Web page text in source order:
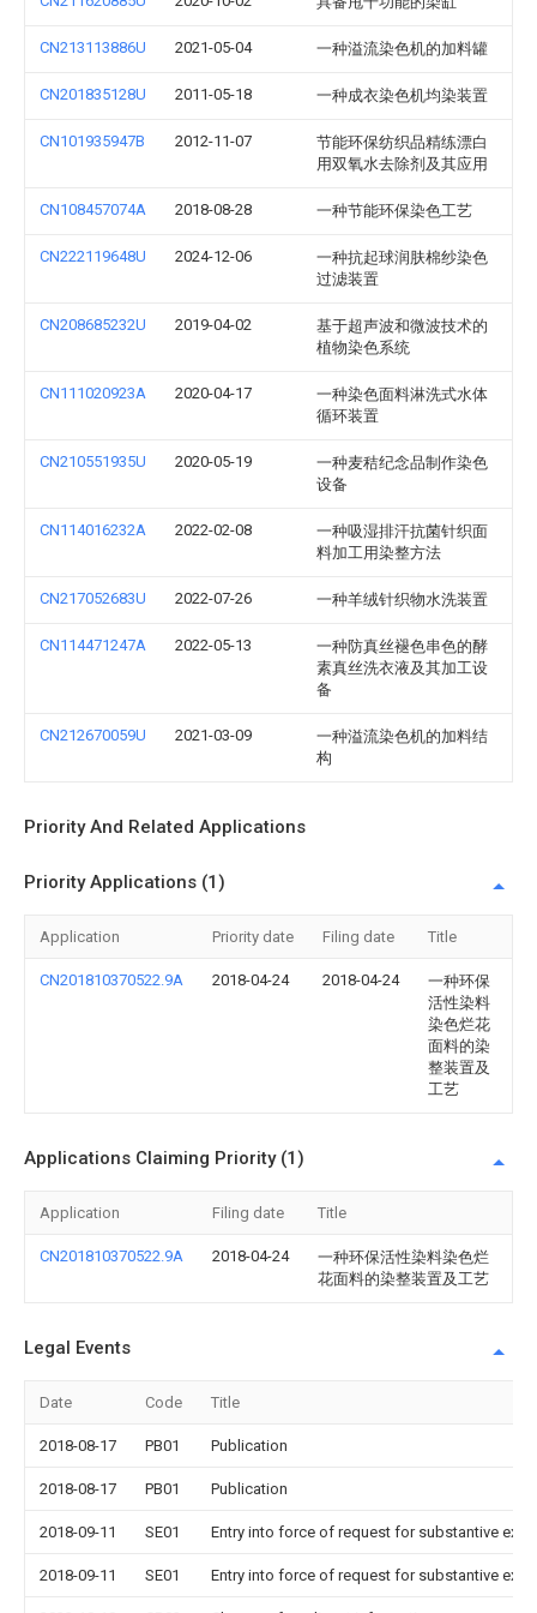
CN213113886U 2021-05-04 一种溢流染色机的加料罐
CN201835128U 2011-05-18 一种成衣染色机均染装置
CN101935947B 2012-11-07
节能环保纺织品精练漂白
用双氧水去除剂及其应用
CN108457074A 2018-08-28 一种节能环保染色工艺
CN222119648U 2024-12-06
一种抗起球润肤棉纱染色
过滤装置
CN208685232U 2019-04-02
基于超声波和微波技术的
植物染色系统
CN111020923A 2020-04-17
一种染色面料淋洗式水体
循环装置
CN210551935U 2020-05-19
一种麦秸纪念品制作染色
设备
CN114016232A 2022-02-08
一种吸湿排汗抗菌针织面
料加工用染整方法
CN217052683U 2022-07-26 一种羊绒针织物水洗装置
CN114471247A 2022-05-13
一种防真丝褪色串色的酵
素真丝洗衣液及其加工设
备
CN212670059U 2021-03-09
一种溢流染色机的加料结
构
Priority And Related Applications
Priority Applications (1)
Application Priority date Filing date Title
CN201810370522.9A 2018-04-24 2018-04-24
一种环保
活性染料
染色烂花
面料的染
整装置及
工艺
Applications Claiming Priority (1)
Application Filing date Title
CN201810370522.9A 2018-04-24
一种环保活性染料染色烂
花面料的染整装置及工艺
Legal Events
Date Code Title
2018-08-17 PB01 Publication
2018-08-17 PB01 Publication
2018-09-11 SE01 Entry into force of request for substantive
2018-09-11 SE01 Entry into force of request for substantive